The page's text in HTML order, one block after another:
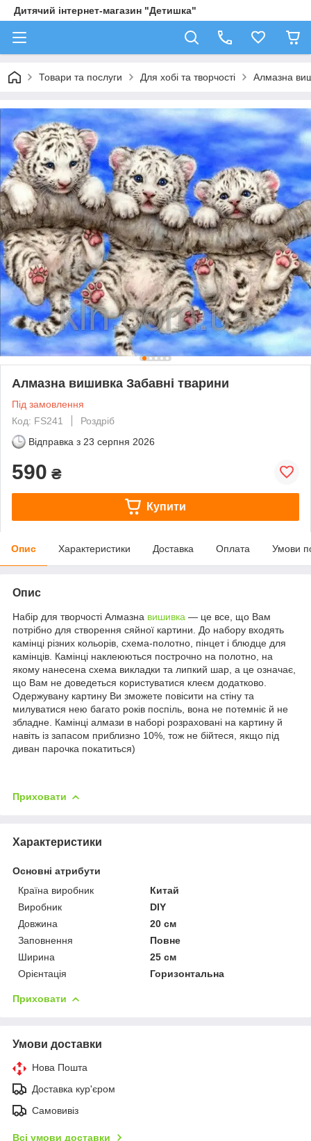
Дитячий інтернет-магазин "Детишка"
Товари та послуги Для хобі та творчості Алмазна
Алмазна вишивка Забавні тварини
Під замовлення
Код: FS241
Роздріб
Відправка з 23 серпня 2026
590 ₴
Купити
Опис Характеристики Доставка Оплата Умови
Опис
Набір для творчості Алмазна вишивка — це все, що Вам
потрібно для створення сяйної картини. До набору входять
камінці різних кольорів, схема-полотно, пінцет і блюдце для
камінців. Камінці наклеюються построчно на полотно, на
якому нанесена схема викладки та липкий шар, а це означає,
що Вам не доведеться користуватися клеєм додатково.
Одержувану картину Ви зможете повісити на стіну та
милуватися нею багато років поспіль, вона не потемніє й не
збладне. Камінці алмази в наборі розраховані на картину й
навіть із запасом приблизно 10%, тож не бійтеся, якщо під
диван парочка покатиться)
Приховати
Характеристики
Основні атрибути
Країна виробник
Китай
Виробник
DIY
Довжина
20 см
Заповнення
Повне
Ширина
25 см
Орієнтація
Горизонтальна
Приховати
Умови доставки
Нова Пошта
Доставка кур'єром
Самовивіз
Всі умови доставки